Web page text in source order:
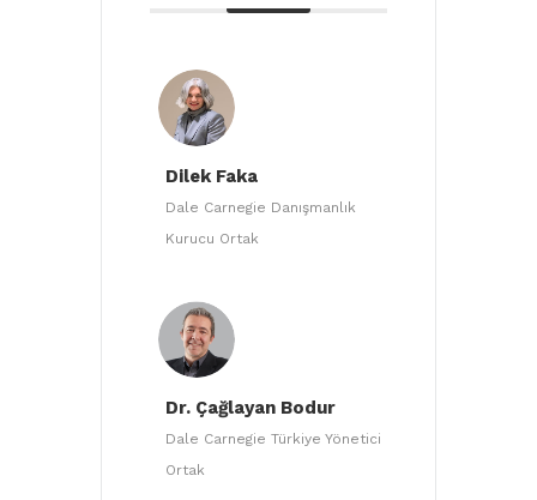
Dilek Faka
Dale Carnegie Danışmanlık
Kurucu Ortak
Dr. Çağlayan Bodur
Dale Carnegie Türkiye Yönetici
Ortak